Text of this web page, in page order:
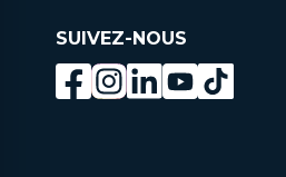
SUIVEZ-NOUS